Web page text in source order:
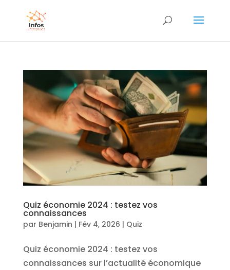
Quiz économie 2024 : testez vos
connaissances
par Benjamin | Fév 4, 2026 | Quiz
Quiz économie 2024 : testez vos
connaissances sur l’actualité économique